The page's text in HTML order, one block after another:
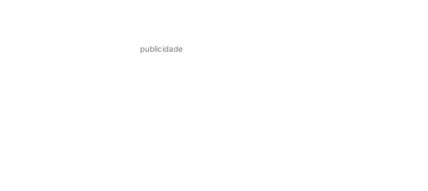
publicidade